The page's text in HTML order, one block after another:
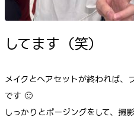
してます（笑）
メイクとヘアセットが終われば、
です 🙂
しっかりとポージングをして、撮影